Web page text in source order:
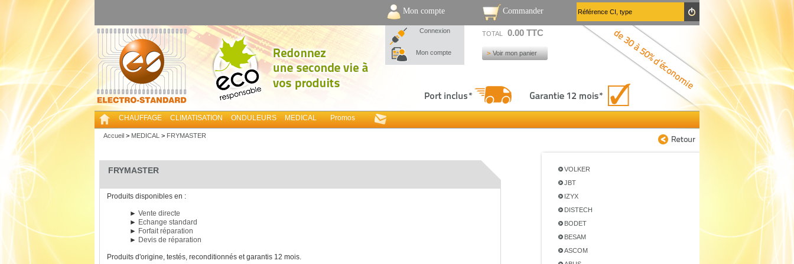
Mon compte
Connexion
Mon compte
Commander
TOTAL 0.00 TTC
Voir mon panier
CHAUFFAGE CLIMATISATION ONDULEURS MEDICAL Promos
Accueil > MEDICAL > FRYMASTER
FRYMASTER
Produits disponibles en :
► Vente directe
► Echange standard
► Forfait réparation
► Devis de réparation
Produits d'origine, testés, reconditionnés et garantis 12 mois.
VOLKER
JBT
IZYX
DISTECH
BODET
BESAM
ASCOM